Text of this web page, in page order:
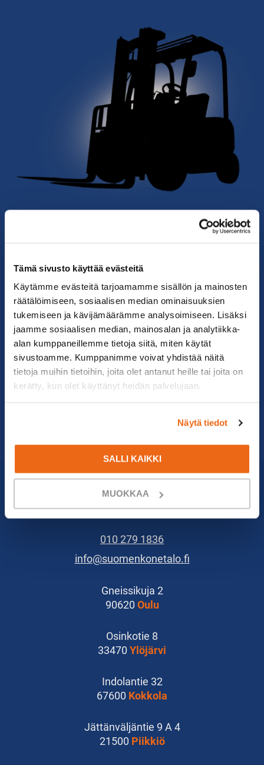
Tämä sivusto käyttää evästeitä
Käytämme evästeitä tarjoamamme sisällön ja mainosten
räätälöimiseen, sosiaalisen median ominaisuuksien
tukemiseen ja kävijämäärämme analysoimiseen. Lisäksi
jaamme sosiaalisen median, mainosalan ja analytiikka-
alan kumppaneillemme tietoja siitä, miten käytät
sivustoamme. Kumppanimme voivat yhdistää näitä
tietoja muihin tietoihin, joita olet antanut heille tai joita on
kerätty, kun olet käyttänyt heidän palvelujaan.
Näytä tiedot
SALLI KAIKKI
MUOKKAA
ETKÖ LÖYTÄNYT
ETSIMÄÄSI?
Ota yhteyttä myyjiimme, niin katsotaan miten
voisimme auttaa sinua. Palvelemme teitä arkisin klo
08–16.
010 279 1836
info@suomenkonetalo.fi
Gneissikuja 2
90620 Oulu
Osinkotie 8
33470 Ylöjärvi
Indolantie 32
67600 Kokkola
Jättänväljäntie 9 A 4
21500 Piikkiö